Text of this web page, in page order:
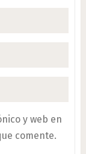
y web en
comente.